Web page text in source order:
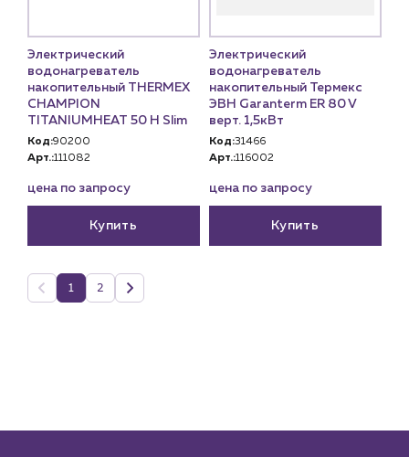
Электрический
водонагреватель
накопительный THERMEX
CHAMPION
TITANIUMHEAT 50 Н Slim
Код:90200
Арт.:111082
цена по запросу
Купить
Электрический
водонагреватель
накопительный Термекс
ЭВН Garanterm ER 80 V
верт. 1,5кВт
Код:31466
Арт.:116002
цена по запросу
Купить
1 2